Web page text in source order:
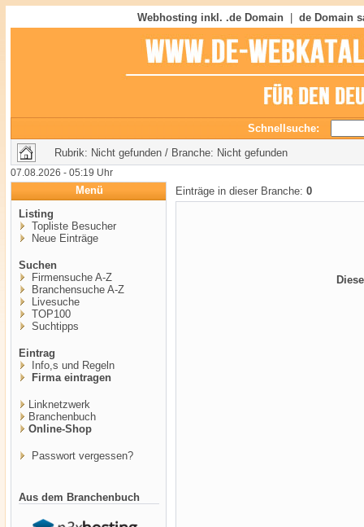
Webhosting inkl. .de Domain de Domain
Schnellsuche:
Rubrik: Nicht gefunden / Branche: Nicht gefunden
07.08.2026 - 05:19 Uhr
Menü
Listing
Topliste Besucher
Neue Einträge
Suchen
Firmensuche A-Z
Branchensuche A-Z
Livesuche
TOP100
Suchtipps
Eintrag
Info,s und Regeln
Firma eintragen
Linknetzwerk
Branchenbuch
Online-Shop
Passwort vergessen?
Aus dem Branchenbuch
Einträge in dieser Branche: 0